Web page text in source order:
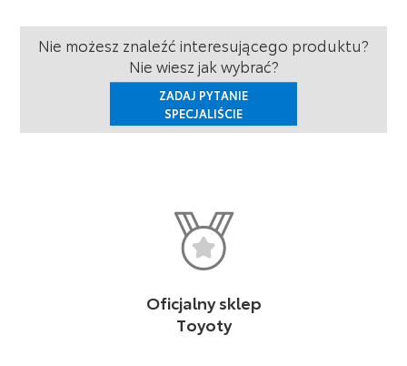
Nie możesz znaleźć interesującego produktu?
Nie wiesz jak wybrać?
ZADAJ PYTANIE
SPECJALIŚCIE
Oficjalny sklep
Toyoty